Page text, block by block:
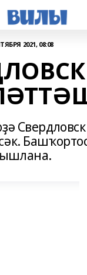
2021, 08:08